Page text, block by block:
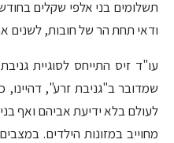
תשלומים בני אלפי שקלים
ודאי תחת הר של חובות, לשנים
עו"ד זיס התייחס לסוגיית
שמדובר ב"גניבת זרע",
לעולם בלא ידיעת אביהם ואף
מחוייב במזונות הילדים.